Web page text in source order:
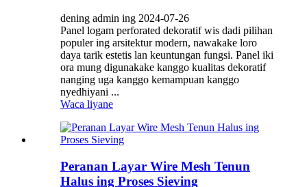
dening admin ing 2024-07-26
Panel logam perforated dekoratif wis dadi pilihan
populer ing arsitektur modern, nawakake loro
daya tarik estetis lan keuntungan fungsi. Panel iki
ora mung digunakake kanggo kualitas dekoratif
nanging uga kanggo kemampuan kanggo
nyedhiyani ...
Waca liyane
Peranan Layar Wire Mesh Tenun
Halus ing Proses Sieving